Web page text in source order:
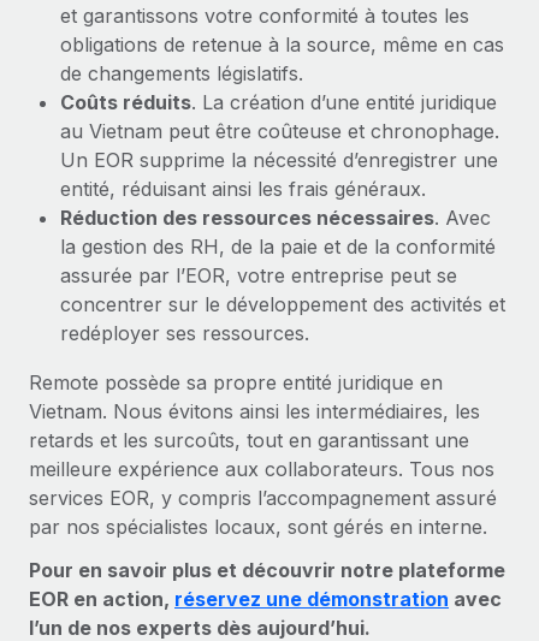
et garantissons votre conformité à toutes les
obligations de retenue à la source, même en cas
de changements législatifs.
Coûts réduits. La création d’une entité juridique
au Vietnam peut être coûteuse et chronophage.
Un EOR supprime la nécessité d’enregistrer une
entité, réduisant ainsi les frais généraux.
Réduction des ressources nécessaires. Avec
la gestion des RH, de la paie et de la conformité
assurée par l’EOR, votre entreprise peut se
concentrer sur le développement des activités et
redéployer ses ressources.
Remote possède sa propre entité juridique en
Vietnam. Nous évitons ainsi les intermédiaires, les
retards et les surcoûts, tout en garantissant une
meilleure expérience aux collaborateurs. Tous nos
services EOR, y compris l’accompagnement assuré
par nos spécialistes locaux, sont gérés en interne.
Pour en savoir plus et découvrir notre plateforme
EOR en action, réservez une démonstration avec
l’un de nos experts dès aujourd’hui.